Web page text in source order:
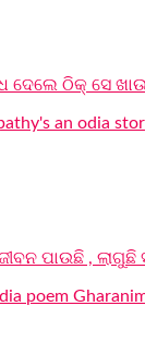
ଠିକ୍ ସେ
ପାଉଛି ,